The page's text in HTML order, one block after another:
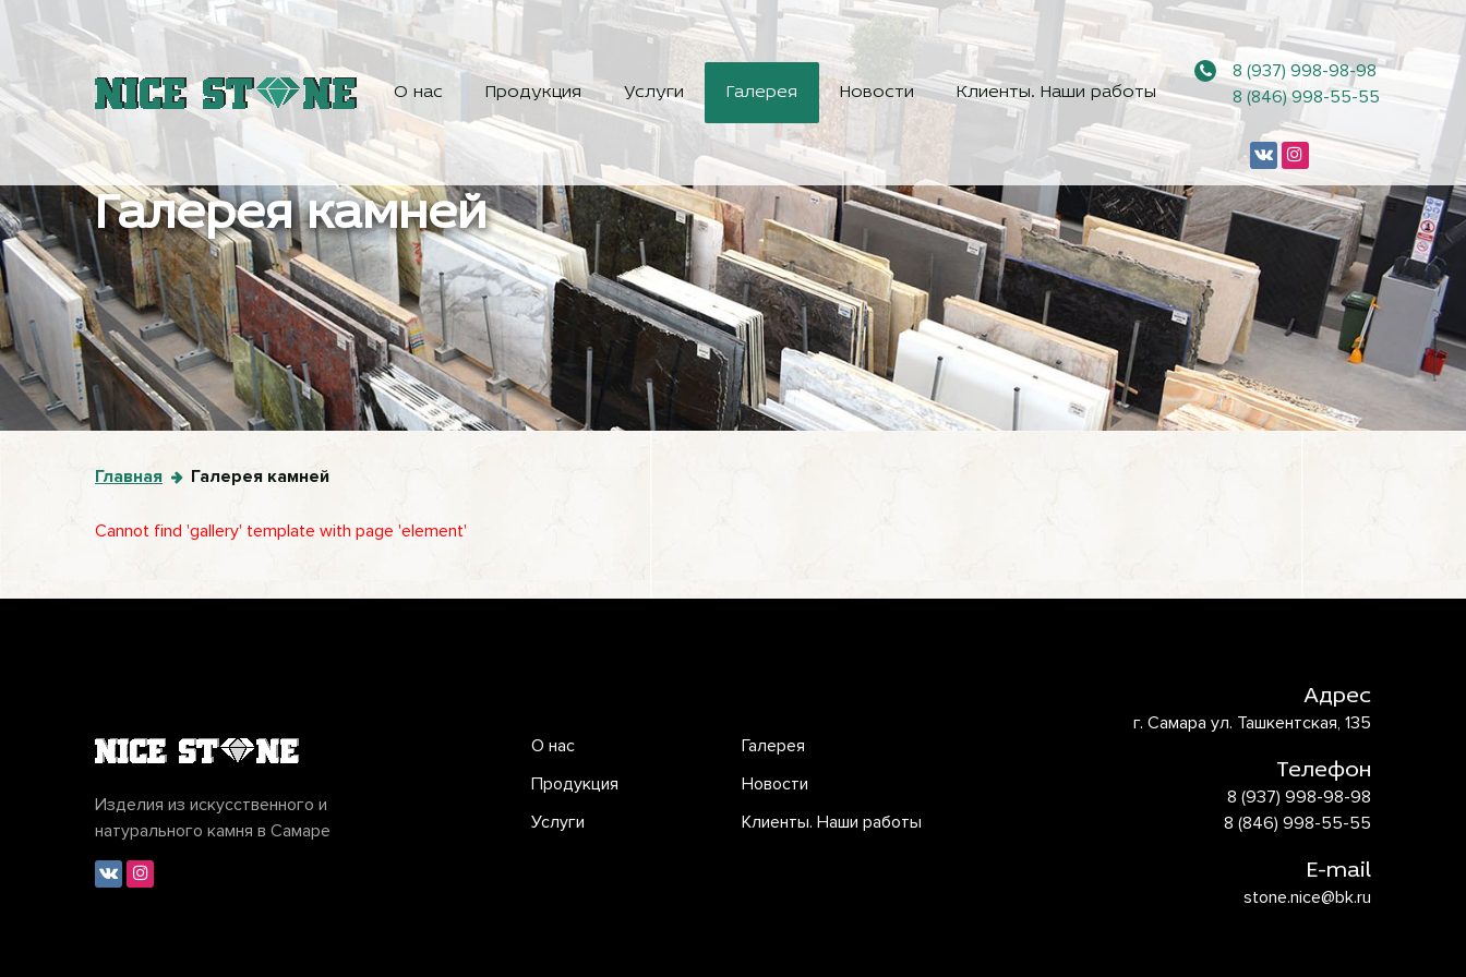
О нас Продукция Услуги Галерея Новости Клиенты. Наши работы
8 (937) 998-98-98
8 (846) 998-55-55
Галерея камней
Главная Галерея камней
Cannot find 'gallery' template with page 'element'
Изделия из искусственного и
натурального камня в Самаре
О нас
Продукция
Услуги
Галерея
Новости
Клиенты. Наши работы
Адрес
г. Самара ул. Ташкентская, 135
Телефон
8 (937) 998-98-98
8 (846) 998-55-55
E-mail
stone.nice@bk.ru